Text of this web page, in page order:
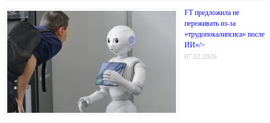
FT предложила не
переживать из-за
«трудопокалипсиса» после
ИИ»/>
07.02.2026